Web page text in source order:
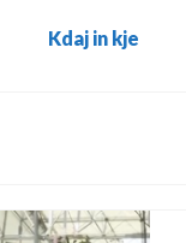
Kdaj in kje